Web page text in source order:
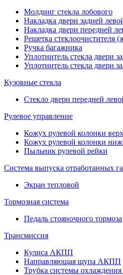
Молдинг стекла лобового
Накладка двери задней
Накладка двери передней
Решетка стеклоочистителя
Ручка багажника
Уплотнитель стекла двери
Уплотнитель стекла двери
Кузовные стекла
Стекло двери передней
Рулевое управление
Кожух рулевой колонки
Кожух рулевой колонки
Пыльник рулевой рейки
Система выпуска отработанных
Экран тепловой
Тормозная система
Педаль стояночного тормоза
Трансмиссия
Кулиса АКПП
Направляющая щупа АКПП
Трубка системы